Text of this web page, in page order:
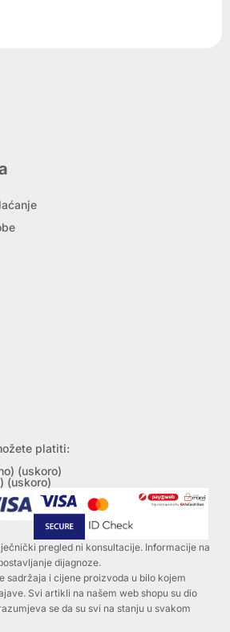
platiti:
(uskoro)
(uskoro)
pregled ni konsultacije. Informacije na
dijagnoze.
sadržaja i cijene proizvoda u bilo kojem
Svi artikli na našem web shopu su dio
se da su svi na stanju u svakom